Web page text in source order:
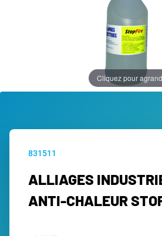
Cliquez pour
831511
ALLIAGES
ANTI-CHALEUR